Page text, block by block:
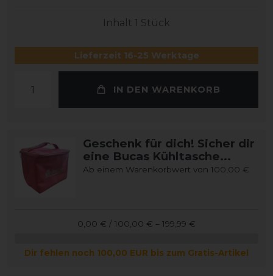
Inhalt 1 Stück
Lieferzeit 16-25 Werktage
IN DEN WARENKORB
Geschenk für dich! Sicher dir
eine Bucas Kühltasche...
Ab einem Warenkorbwert von 100,00 €
0,00 € / 100,00 € – 199,99 €
Dir fehlen noch 100,00 EUR bis zum Gratis-Artikel